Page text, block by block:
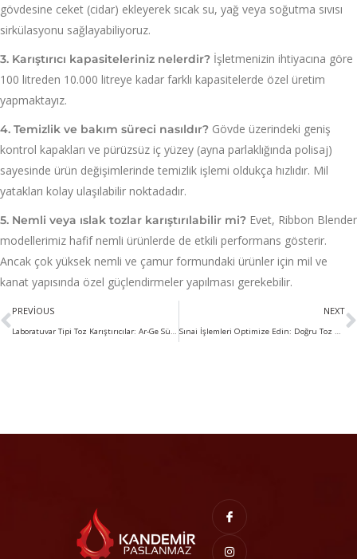
gövdesine ceket (cidar) ekleyerek sıcak su, yağ veya soğutma sıvısı
sirkülasyonu sağlayabiliyoruz.
3. Karıştırıcı kapasiteleriniz nelerdir? İşletmenizin ihtiyacına göre
100 litreden 10.000 litreye kadar farklı kapasitelerde özel üretim
yapmaktayız.
4. Temizlik ve bakım süreci nasıldır? Gövde üzerindeki geniş
kontrol kapakları ve pürüzsüz iç yüzey (ayna parlaklığında polisaj)
sayesinde ürün değişimlerinde temizlik işlemi oldukça hızlıdır. Mil
yatakları kolay ulaşılabilir noktadadır.
5. Nemli veya ıslak tozlar karıştırılabilir mi? Evet, Ribbon Blender
modellerimiz hafif nemli ürünlerde de etkili performans gösterir.
Ancak çok yüksek nemli ve çamur formundaki ürünler için mil ve
kanat yapısında özel güçlendirmeler yapılması gerekebilir.
PREVIOUS
Laboratuvar Tipi Toz Karıştırıcılar: Ar-Ge Süreçlerinde Kusursuz Hassasiyet
NEXT
Sınai İşlemleri Optimize Edin: Doğru Toz Karıştırıcıyı Seçme Rehberi